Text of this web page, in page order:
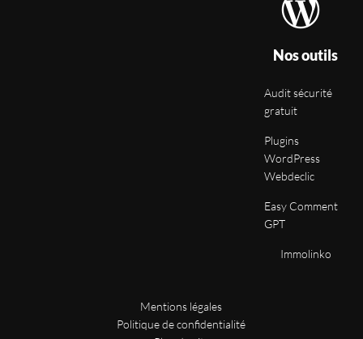
Nos outils
Audit sécurité
gratuit
Plugins
WordPress
Webdeclic
Easy Comment
GPT
Immolinko
Mentions légales
Politique de confidentialité